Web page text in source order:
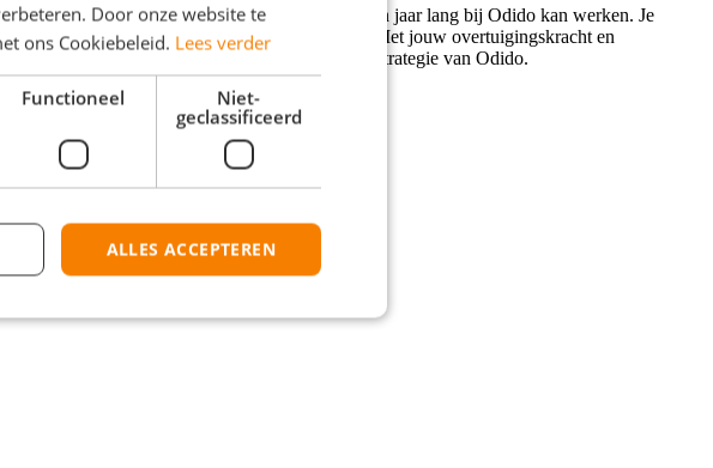
zoeken wij iemand die in ieder geval een jaar lang bij Odido kan werken. Je
servicegericht en hebt affiniteit met sales. Met jouw overtuigingskracht en
en draag je actief bij aan de verkoopstrategie van Odido.
Door onze website te
ons Cookiebeleid. Lees verder
Functioneel
Niet-
geclassificeerd
ALLES ACCEPTEREN